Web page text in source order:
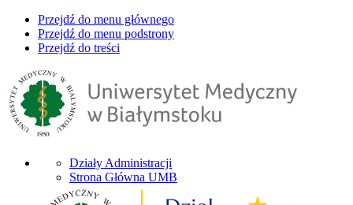
Przejdź do menu głównego
Przejdź do menu podstrony
Przejdź do treści
Działy Administracji
Strona Główna UMB